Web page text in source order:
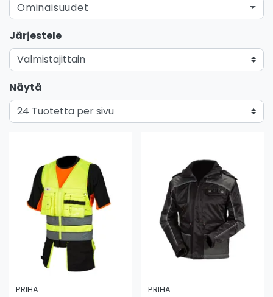
Ominaisuudet
Järjestele
Näytä
PRIHA PRIHA